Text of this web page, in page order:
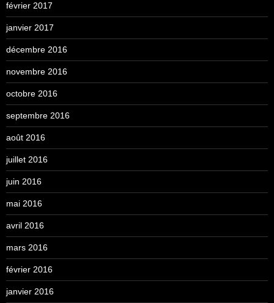
février 2017
janvier 2017
décembre 2016
novembre 2016
octobre 2016
septembre 2016
août 2016
juillet 2016
juin 2016
mai 2016
avril 2016
mars 2016
février 2016
janvier 2016